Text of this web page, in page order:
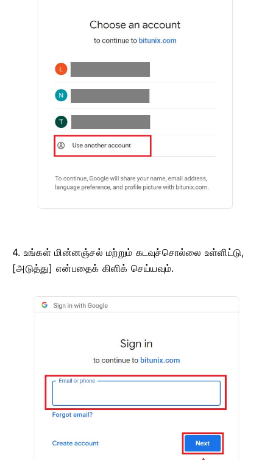
4. உங்கள் மின்னஞ்சல் மற்றும் கடவுச்சொல்லை உள்ளிட்டு,
[அடுத்து] என்பதைக் கிளிக் செய்யவும்.